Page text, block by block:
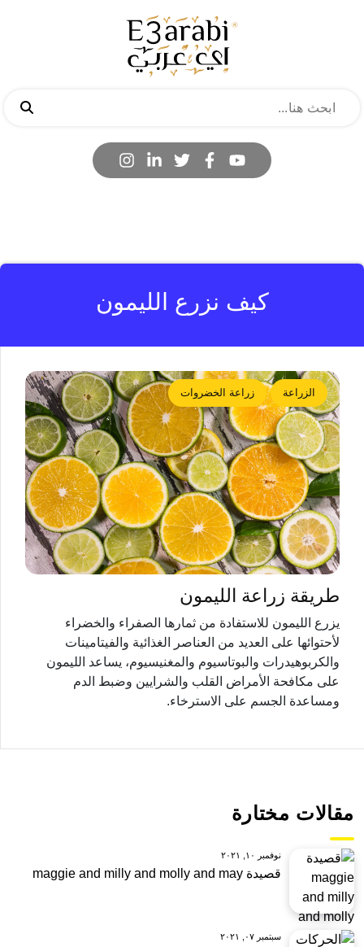
كيف نزرع الليمون
الزراعة زراعة الخضروات
طريقة زراعة الليمون
يزرع الليمون للاستفادة من ثمارها الصفراء والخضراء
لأحتوائها على العديد من العناصر الغذائية والفيتامينات
والكربوهيدرات والبوتاسيوم والمغنيسيوم، يساعد الليمون
على مكافحة الأمراض القلب والشرايين وضبط الدم
ومساعدة الجسم على الاسترخاء.
مقالات مختارة
نوفمبر ١٠, ٢٠٢١
قصيدة maggie and milly and molly and may
سبتمبر ٠٧, ٢٠٢١